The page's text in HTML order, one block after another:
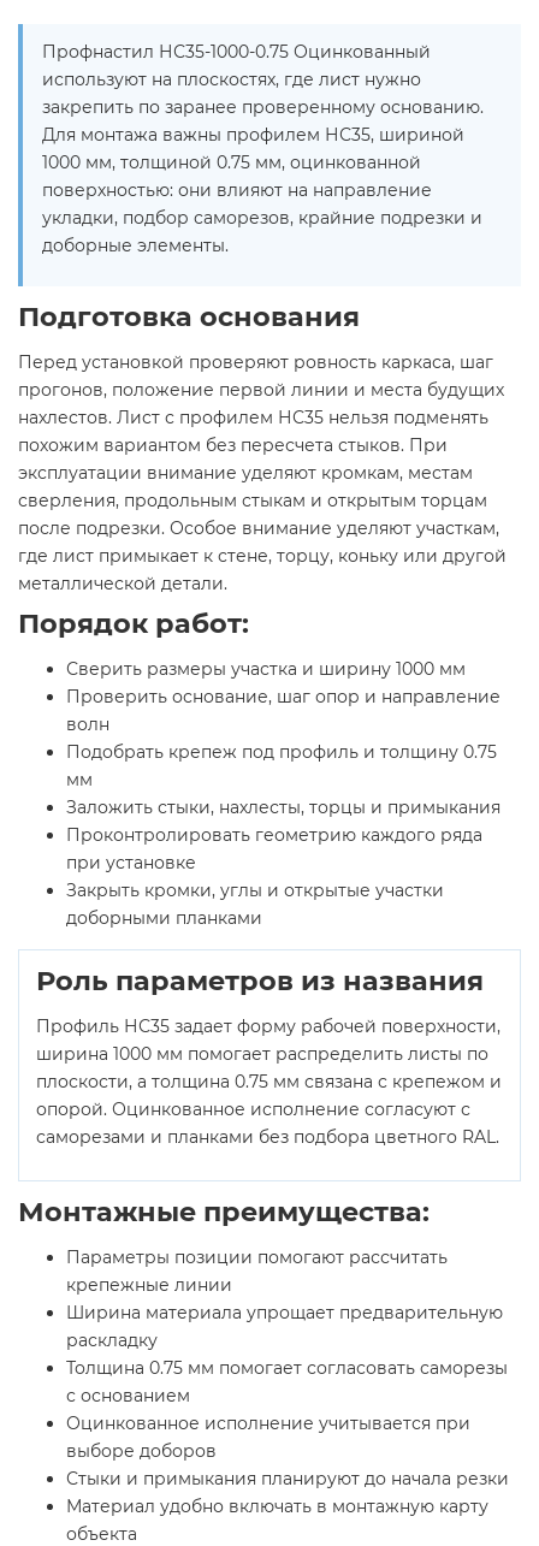
Профнастил НС35-1000-0.75 Оцинкованный
используют на плоскостях, где лист нужно
закрепить по заранее проверенному основанию.
Для монтажа важны профилем НС35, шириной
1000 мм, толщиной 0.75 мм, оцинкованной
поверхностью: они влияют на направление
укладки, подбор саморезов, крайние подрезки и
доборные элементы.
Подготовка основания
Перед установкой проверяют ровность каркаса, шаг
прогонов, положение первой линии и места будущих
нахлестов. Лист с профилем НС35 нельзя подменять
похожим вариантом без пересчета стыков. При
эксплуатации внимание уделяют кромкам, местам
сверления, продольным стыкам и открытым торцам
после подрезки. Особое внимание уделяют участкам,
где лист примыкает к стене, торцу, коньку или другой
металлической детали.
Порядок работ:
Сверить размеры участка и ширину 1000 мм
Проверить основание, шаг опор и направление
волн
Подобрать крепеж под профиль и толщину 0.75
мм
Заложить стыки, нахлесты, торцы и примыкания
Проконтролировать геометрию каждого ряда
при установке
Закрыть кромки, углы и открытые участки
доборными планками
Роль параметров из названия
Профиль НС35 задает форму рабочей поверхности,
ширина 1000 мм помогает распределить листы по
плоскости, а толщина 0.75 мм связана с крепежом и
опорой. Оцинкованное исполнение согласуют с
саморезами и планками без подбора цветного RAL.
Монтажные преимущества:
Параметры позиции помогают рассчитать
крепежные линии
Ширина материала упрощает предварительную
раскладку
Толщина 0.75 мм помогает согласовать саморезы
с основанием
Оцинкованное исполнение учитывается при
выборе доборов
Стыки и примыкания планируют до начала резки
Материал удобно включать в монтажную карту
объекта